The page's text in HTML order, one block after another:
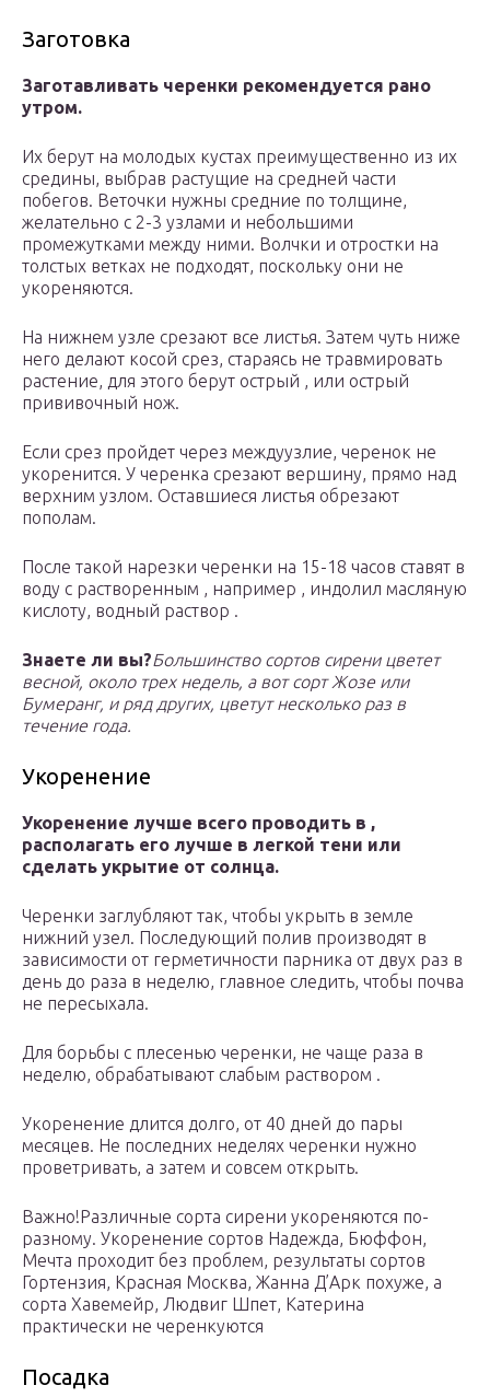
Заготовка
Заготавливать черенки рекомендуется рано
утром.
Их берут на молодых кустах преимущественно из их
средины, выбрав растущие на средней части
побегов. Веточки нужны средние по толщине,
желательно с 2-3 узлами и небольшими
промежутками между ними. Волчки и отростки на
толстых ветках не подходят, поскольку они не
укореняются.
На нижнем узле срезают все листья. Затем чуть ниже
него делают косой срез, стараясь не травмировать
растение, для этого берут острый , или острый
прививочный нож.
Если срез пройдет через междуузлие, черенок не
укоренится. У черенка срезают вершину, прямо над
верхним узлом. Оставшиеся листья обрезают
пополам.
После такой нарезки черенки на 15-18 часов ставят в
воду с растворенным , например , индолил масляную
кислоту, водный раствор .
Знаете ли вы?Большинство сортов сирени цветет
весной, около трех недель, а вот сорт Жозе или
Бумеранг, и ряд других, цветут несколько раз в
течение года.
Укоренение
Укоренение лучше всего проводить в ,
располагать его лучше в легкой тени или
сделать укрытие от солнца.
Черенки заглубляют так, чтобы укрыть в земле
нижний узел. Последующий полив производят в
зависимости от герметичности парника от двух раз в
день до раза в неделю, главное следить, чтобы почва
не пересыхала.
Для борьбы с плесенью черенки, не чаще раза в
неделю, обрабатывают слабым раствором .
Укоренение длится долго, от 40 дней до пары
месяцев. Не последних неделях черенки нужно
проветривать, а затем и совсем открыть.
Важно!Различные сорта сирени укореняются по-
разному. Укоренение сортов Надежда, Бюффон,
Мечта проходит без проблем, результаты сортов
Гортензия, Красная Москва, Жанна Д’Арк похуже, а
сорта Хавемейр, Людвиг Шпет, Катерина
практически не черенкуются
Посадка